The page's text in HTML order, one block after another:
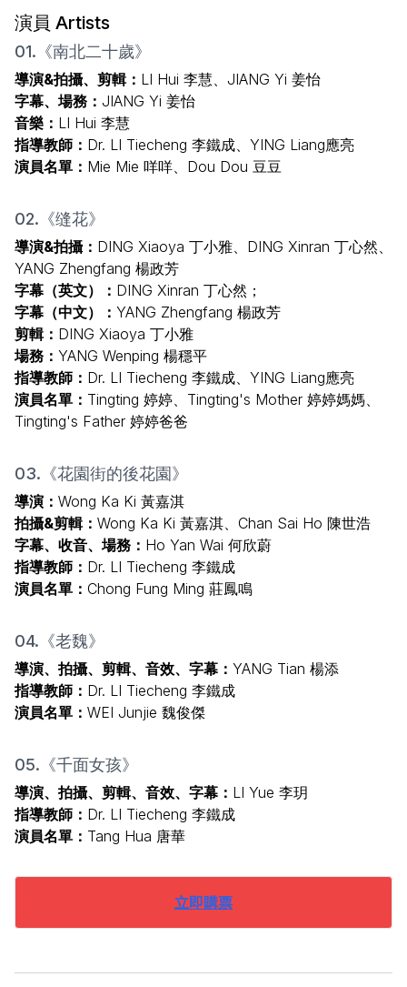
演員 Artists
01.《南北二十歲》
導演&拍攝、剪輯： LI Hui 李慧、JIANG Yi 姜怡
字幕、場務： JIANG Yi 姜怡
音樂： LI Hui 李慧
指導教師： Dr. LI Tiecheng 李鐵成、YING Liang應亮
演員名單： Mie Mie 咩咩、Dou Dou 豆豆
02.《缝花》
導演&拍攝： DING Xiaoya 丁小雅、DING Xinran 丁心然、
YANG Zhengfang 楊政芳
字幕（英文）： DING Xinran 丁心然；
字幕（中文）： YANG Zhengfang 楊政芳
剪輯： DING Xiaoya 丁小雅
場務： YANG Wenping 楊穩平
指導教師： Dr. LI Tiecheng 李鐵成、YING Liang應亮
演員名單： Tingting 婷婷、Tingting's Mother 婷婷媽媽、
Tingting's Father 婷婷爸爸
03.《花園街的後花園》
導演： Wong Ka Ki 黃嘉淇
拍攝&剪輯： Wong Ka Ki 黃嘉淇、Chan Sai Ho 陳世浩
字幕、收音、場務： Ho Yan Wai 何欣蔚
指導教師： Dr. LI Tiecheng 李鐵成
演員名單： Chong Fung Ming 莊鳳鳴
04.《老魏》
導演、拍攝、剪輯、音效、字幕： YANG Tian 楊添
指導教師： Dr. LI Tiecheng 李鐵成
演員名單： WEI Junjie 魏俊傑
05.《千面女孩》
導演、拍攝、剪輯、音效、字幕： LI Yue 李玥
指導教師： Dr. LI Tiecheng 李鐵成
演員名單： Tang Hua 唐華
立即購票